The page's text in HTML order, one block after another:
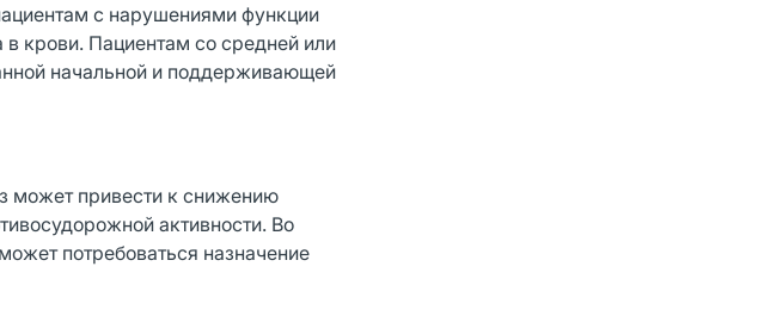
с нарушениями функции
крови. Пациентам со средней или
начальной и поддерживающей
может привести к снижению
активности. Во
потребоваться назначение